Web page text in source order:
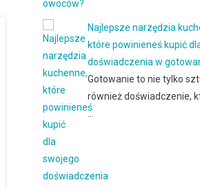
Najlepsze narzędzia
które powinieneś kupić
doświadczenia w
Gotowanie to nie tylko
również doświadczenie,
…